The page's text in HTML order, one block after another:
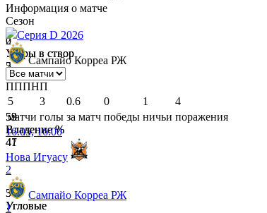
0
Удары в створ
2
53
Владение %
47
5
Угловые
2
Удары в створ
5
59
Владение %
41
3
Угловые
Информация о матче
Сезон
Серия D 2026
Сампайо Корреа РЖ
ПППНП
5
3 0.6 0 1
4
матчи голы за матч победы ничьи поражения
16.05, 16:00
Нова Игуасу
2
Сампайо Корреа РЖ
1